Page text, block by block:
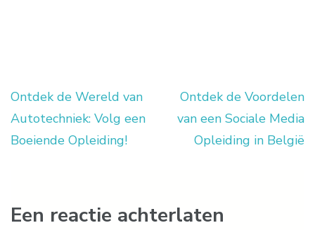
Berichtnavigatie
Ontdek de Wereld van
Autotechniek: Volg een
Boeiende Opleiding!
Ontdek de Voordelen
van een Sociale Media
Opleiding in België
Een reactie achterlaten